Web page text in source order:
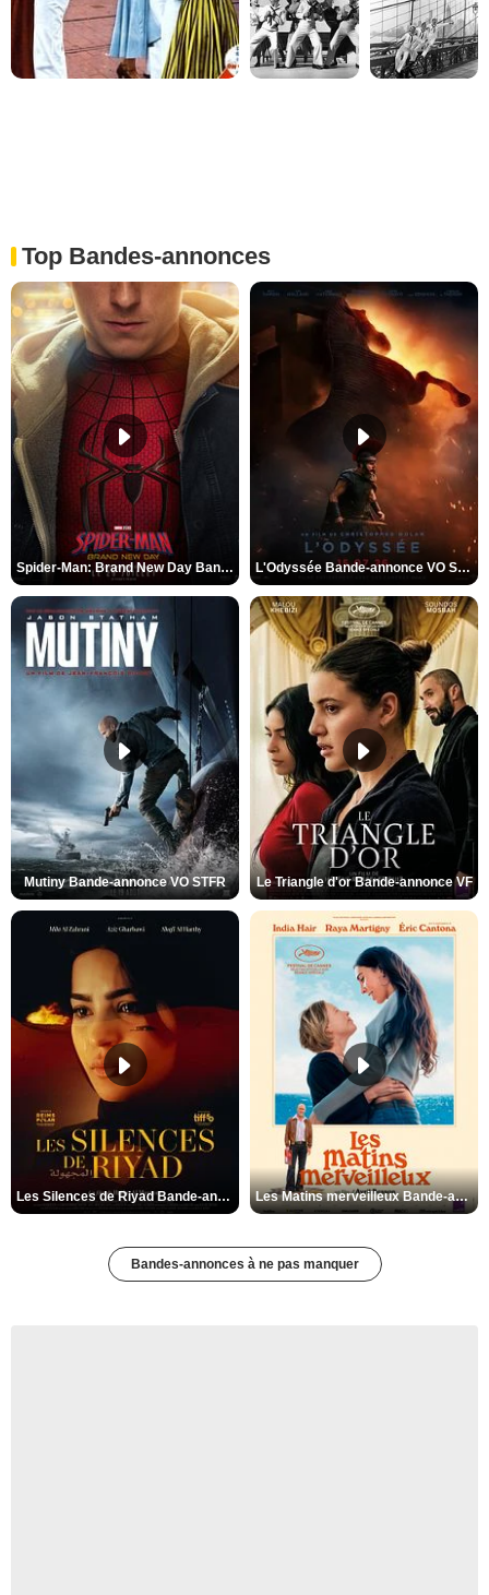
Top Bandes-annonces
Spider-Man: Brand New Day Bande-annonce VO STFR L'Odyssée Bande-annonce VO STFR
Mutiny Bande-annonce VO STFR Le Triangle d'or Bande-annonce VF
Les Silences de Riyad Bande-annonce VO STFR Les Matins merveilleux Bande-annonce VF
Bandes-annonces à ne pas manquer